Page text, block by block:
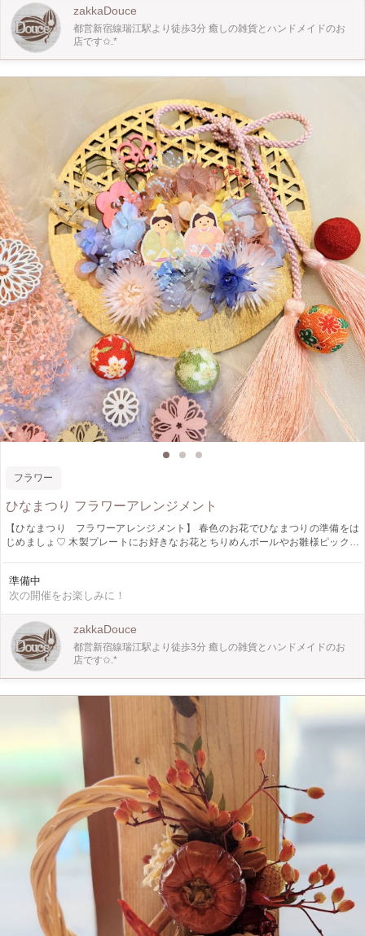
足元はリボンで飾り、以前の作品よりもライトのオン・オフがしやすくなりまし
た。 • プリザーブドフラワーやドライフラワーなど「枯れないお花」を使用する
ため、長く楽しめます ? • 大切な方へのプレゼントにもおすすめです ? アメニテ
ィ（お箸置き・歯ブラシ立て）の特徴 • 毎日使うお箸置きや歯ブラシ立てを、お
花で華やかに彩れます ? • 箸置きは3個、歯ブラシ立ては2個お作りいただけるの
で、ご家族と一緒に使って楽しめます ?‍?‍?‍? • コンパクトなサイズ感で、洗面台
ザーブドフラワーやドライフラワーを使用するため、長くお楽しみいただけます
zakkaDouce
都営新宿線瑞江駅より徒歩3分 癒しの雑貨とハンドメイドのお
店です✩.*
フラワー
ひなまつり フラワーアレンジメント
【ひなまつり フラワーアレンジメント】 春色のお花でひなまつりの準備をは
じめましょ♡ 木製プレートにお好きなお花とちりめんボールやお雛様ピックを
場合がございます。 ◇日時◇ 2月19日㈭ 10:00〜11:30 ◇募集人数◇ 各回4名様
※グルーガンを使用します。 小学生以下のお子様は必ず保護者同伴でのご参加
《HO_tms124》 @ho_tms124 ◇場所◇ zakka&hairsalon Douce 店内 ワークシ
ョップスペース 江戸川区南篠崎町3-1-11メゾンSUGA II 1F 都営新宿線瑞江駅南
口より徒歩3分 03-6638-6050
準備中
次の開催をお楽しみに！
zakkaDouce
都営新宿線瑞江駅より徒歩3分 癒しの雑貨とハンドメイドのお
店です✩.*